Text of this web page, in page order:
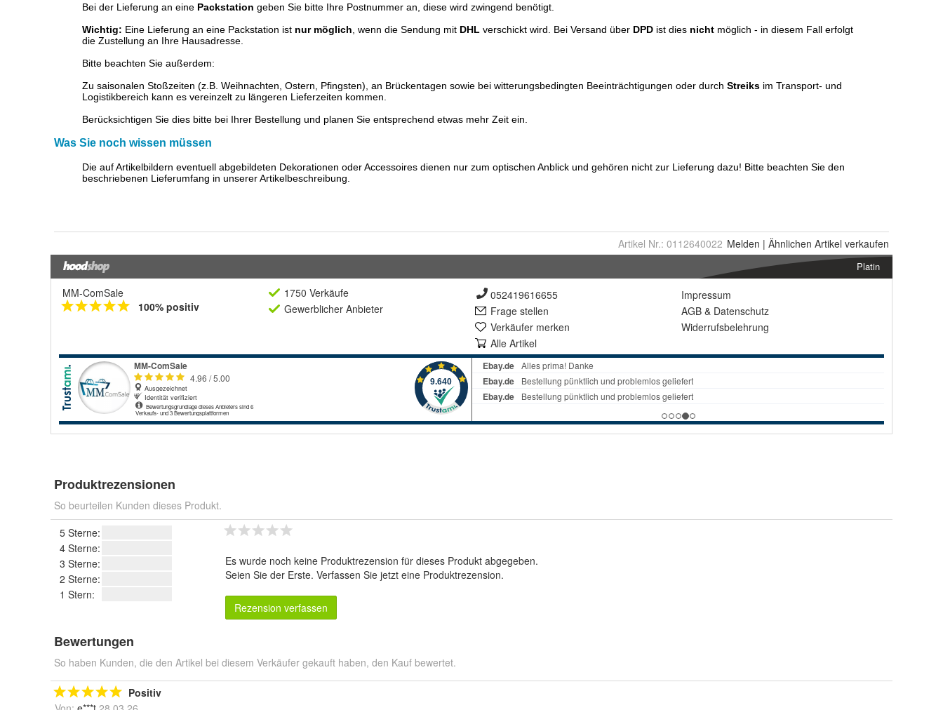
Artikel Nr.: 0112640022 Melden | Ähnlichen Artikel verkaufen
Platin
MM-ComSale
100% positiv
1750 Verkäufe
Gewerblicher Anbieter
052419616655
Frage stellen
Verkäufer merken
Alle Artikel
Impressum
AGB & Datenschutz
Widerrufsbelehrung
Produktrezensionen
So beurteilen Kunden dieses Produkt.
5 Sterne:
4 Sterne:
3 Sterne:
2 Sterne:
1 Stern:
Es wurde noch keine Produktrezension für dieses Produkt abgegeben.
Seien Sie der Erste. Verfassen Sie jetzt eine Produktrezension.
Rezension verfassen
Bewertungen
So haben Kunden, die den Artikel bei diesem Verkäufer gekauft haben, den Kauf bewertet.
Positiv